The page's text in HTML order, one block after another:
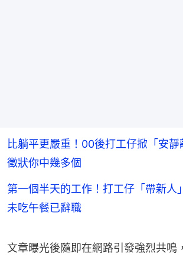
比躺平更嚴重！00後打工仔掀「安
徵狀你中幾多個
第一個半天的工作！打工仔「帶新
未吃午餐已辭職
文章曝光後隨即在網路引發強烈共鳴